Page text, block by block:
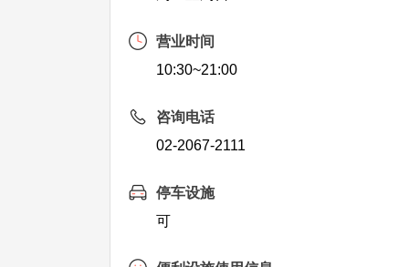
营业时间
10:30~21:00
咨询电话
02-2067-2111
停车设施
可